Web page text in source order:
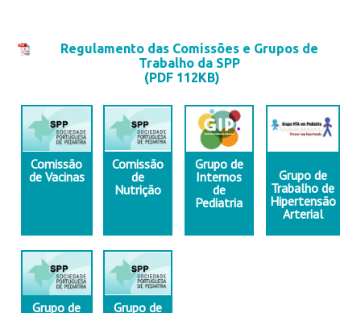
Regulamento das Comissões e Grupos de
Trabalho da SPP
(PDF 112KB)
Comissão
de Vacinas
Comissão
de
Nutrição
Grupo de
Internos
de
Pediatria
Grupo de
Trabalho de
Hipertensão
Arterial
Grupo de
Grupo de